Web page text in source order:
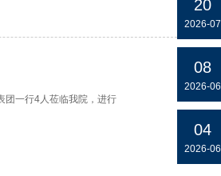
团一行4人莅临我院，进行
20
2026-07
08
2026-06
04
2026-06